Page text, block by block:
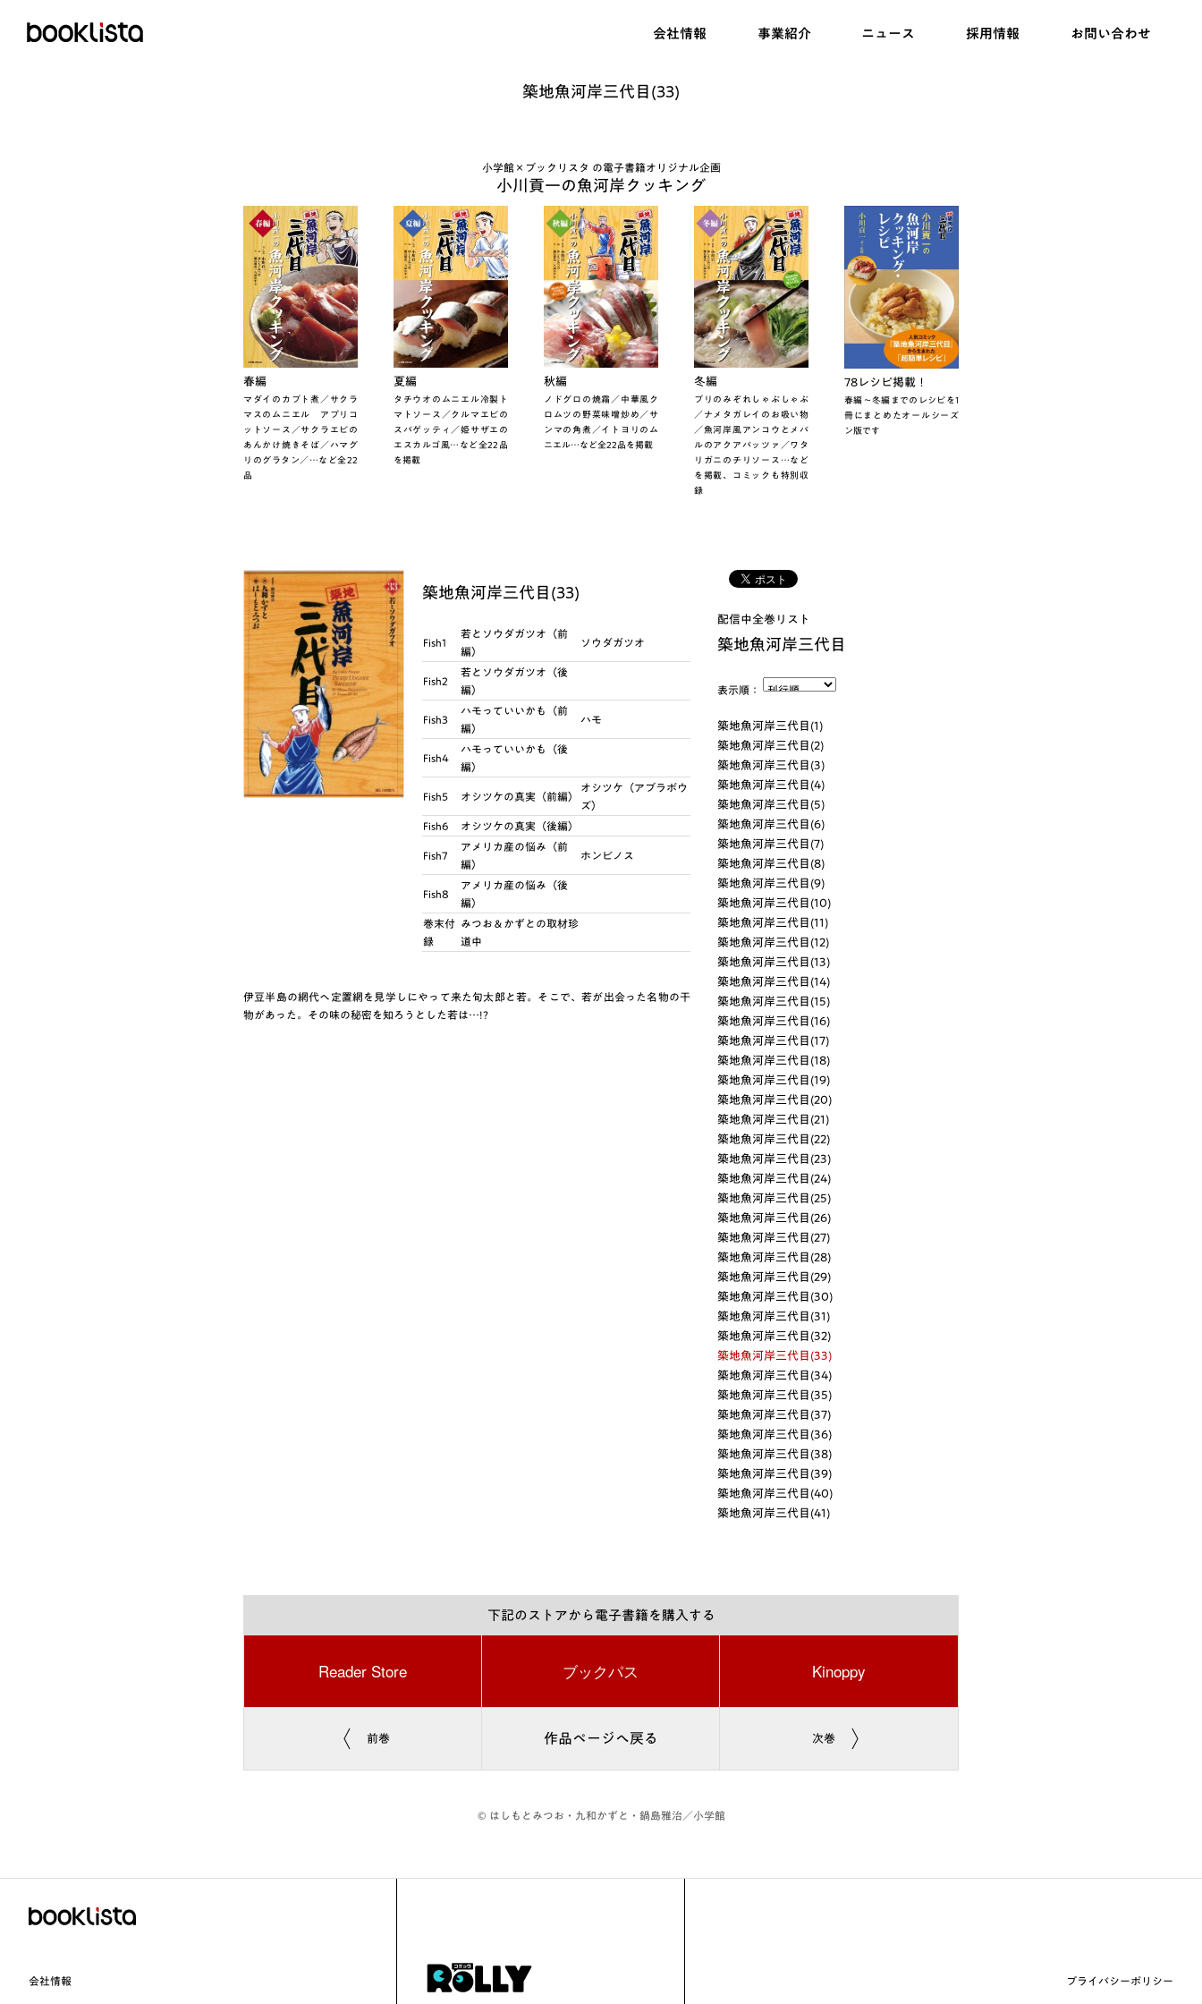
会社情報 事業紹介 ニュース 採用情報 お問い合わせ
築地魚河岸三代目(33)
小学館×ブックリスタ の電子書籍オリジナル企画
小川貢一の魚河岸クッキング
春編
マダイのカブト煮／サクラ
マスのムニエル アプリコ
ットソース／サクラエビの
あんかけ焼きそば／ハマグ
リのグラタン／…など全22
品
夏編
タチウオのムニエル冷製ト
マトソース／クルマエビの
スパゲッティ／姫サザエの
エスカルゴ風…など全22品
を掲載
秋編
ノドグロの焼霜／中華風ク
ロムツの野菜味噌炒め／サ
ンマの角煮／イトヨリのム
ニエル…など全22品を掲載
冬編
ブリのみぞれしゃぶしゃぶ
／ナメタガレイのお吸い物
／魚河岸風アンコウとメバ
ルのアクアパッツァ／ワタ
リガニのチリソース…など
を掲載、コミックも特別収
録
78レシピ掲載！
春編～冬編までのレシピを1
冊にまとめたオールシーズ
ン版です
築地魚河岸三代目(33)
Fish1
若とソウダガツオ（前
編）
ソウダガツオ
Fish2
若とソウダガツオ（後
編）
Fish3
ハモっていいかも（前
編）
ハモ
Fish4
ハモっていいかも（後
編）
Fish5 オシツケの真実（前編）
オシツケ（アブラボウ
ズ）
Fish6
オシツケの真実（後編）
Fish7
アメリカ産の悩み（前
編）
ホンビノス
Fish8
アメリカ産の悩み（後
編）
巻末付
録
みつお＆かずとの取材珍
道中
伊豆半島の網代へ定置網を見学しにやって来た旬太郎と若。そこで、若が出会った名物の干
物があった。その味の秘密を知ろうとした若は…!?
配信中全巻リスト
築地魚河岸三代目
表示順：
築地魚河岸三代目(1)
築地魚河岸三代目(2)
築地魚河岸三代目(3)
築地魚河岸三代目(4)
築地魚河岸三代目(5)
築地魚河岸三代目(6)
築地魚河岸三代目(7)
築地魚河岸三代目(8)
築地魚河岸三代目(9)
築地魚河岸三代目(10)
築地魚河岸三代目(11)
築地魚河岸三代目(12)
築地魚河岸三代目(13)
築地魚河岸三代目(14)
築地魚河岸三代目(15)
築地魚河岸三代目(16)
築地魚河岸三代目(17)
築地魚河岸三代目(18)
築地魚河岸三代目(19)
築地魚河岸三代目(20)
築地魚河岸三代目(21)
築地魚河岸三代目(22)
築地魚河岸三代目(23)
築地魚河岸三代目(24)
築地魚河岸三代目(25)
築地魚河岸三代目(26)
築地魚河岸三代目(27)
築地魚河岸三代目(28)
築地魚河岸三代目(29)
築地魚河岸三代目(30)
築地魚河岸三代目(31)
築地魚河岸三代目(32)
築地魚河岸三代目(33)
築地魚河岸三代目(34)
築地魚河岸三代目(35)
築地魚河岸三代目(37)
築地魚河岸三代目(36)
築地魚河岸三代目(38)
築地魚河岸三代目(39)
築地魚河岸三代目(40)
築地魚河岸三代目(41)
下記のストアから電子書籍を購入する
Reader Store ブックパス Kinoppy
前巻 作品ページへ戻る 次巻
© はしもとみつお・九和かずと・鍋島雅治／小学館
会社情報 プライバシーポリシー